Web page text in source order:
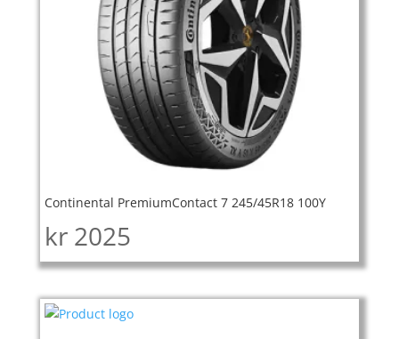
Continental PremiumContact 7 245/45R18 100Y
kr 2025